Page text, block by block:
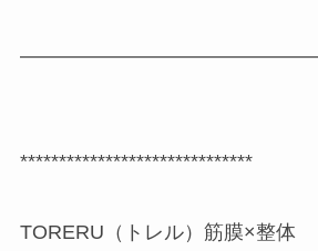
******************************
TORERU（トレル）筋膜×整体